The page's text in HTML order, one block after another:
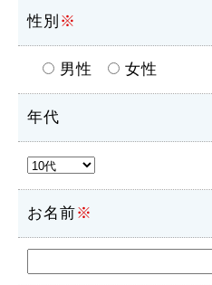
性別 ※
男性 女性
年代
お名前※